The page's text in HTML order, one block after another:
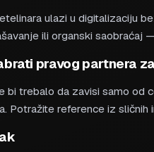
ulazi u digitalizaciju
ili organski saobraćaj
pravog partnera
bi trebalo da zavisi samo od
Potražite reference iz